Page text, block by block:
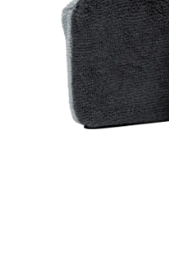
DARČEKOVÉ POUKAZY
ČISTENIE A ÚDRŽBA LODÍ